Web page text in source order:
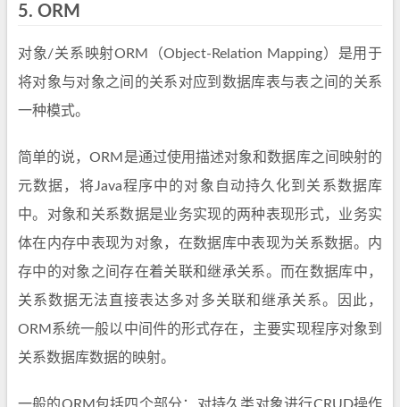
5. ORM
对象/关系映射ORM（Object-Relation Mapping）是用于
将对象与对象之间的关系对应到数据库表与表之间的关系
一种模式。
简单的说，ORM是通过使用描述对象和数据库之间映射的
元数据，将Java程序中的对象自动持久化到关系数据库
中。对象和关系数据是业务实现的两种表现形式，业务实
体在内存中表现为对象，在数据库中表现为关系数据。内
存中的对象之间存在着关联和继承关系。而在数据库中，
关系数据无法直接表达多对多关联和继承关系。因此，
ORM系统一般以中间件的形式存在，主要实现程序对象到
关系数据库数据的映射。